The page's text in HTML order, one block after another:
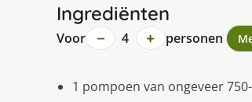
Ingrediënten
Voor − 4 + personen
1 pompoen van ongeveer